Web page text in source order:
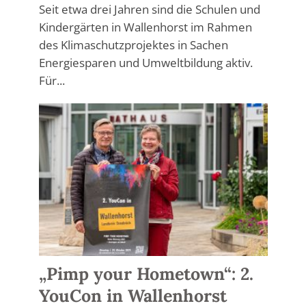
Seit etwa drei Jahren sind die Schulen und
Kindergärten in Wallenhorst im Rahmen
des Klimaschutzprojektes in Sachen
Energiesparen und Umweltbildung aktiv.
Für...
„Pimp your Hometown“: 2.
YouCon in Wallenhorst